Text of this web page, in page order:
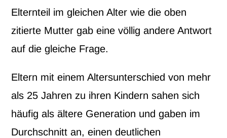
Elternteil im gleichen Alter wie die oben
zitierte Mutter gab eine völlig andere Antwort
auf die gleiche Frage.
Eltern mit einem Altersunterschied von mehr
als 25 Jahren zu ihren Kindern sahen sich
häufig als ältere Generation und gaben im
Durchschnitt an, einen deutlichen